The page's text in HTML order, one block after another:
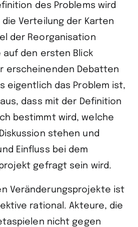
des Problems wird
Verteilung der Karten
der Reorganisation
auf den ersten Blick
erscheinenden Debatten
eigentlich das Problem ist,
dass mit der Definition
bestimmt wird, welche
stehen und
Einfluss bei dem
gefragt sein wird.
Veränderungsprojekte ist
rational. Akteure, die
nicht gegen